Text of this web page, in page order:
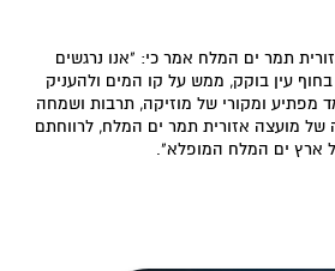
תמר ים המלח אמר כי: "אנו נרגשים
עין בוקק, ממש על קו המים ולהעניק
מפתיע ומקורי של מוזיקה, תרבות ושמחה
מועצה אזורית תמר ים המלח, לרווחתם
ארץ ים המלח המופלא".